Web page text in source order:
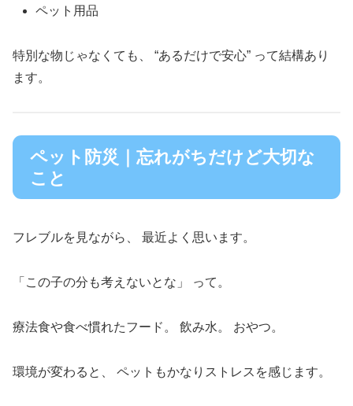
ペット用品
特別な物じゃなくても、 “あるだけで安心” って結構あり
ます。
ペット防災｜忘れがちだけど大切な
こと
フレブルを見ながら、 最近よく思います。
「この子の分も考えないとな」 って。
療法食や食べ慣れたフード。 飲み水。 おやつ。
環境が変わると、 ペットもかなりストレスを感じます。